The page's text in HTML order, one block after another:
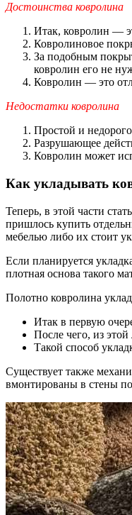
Достоинства ковролина
Итак, ковролин —
Ковролиновое
За подобным
ковролин его не
Ковролин — это
Недостатки ковролина
Простой и
Разрушающее
Ковролин может
Как укладывать
Теперь, в этой части
пришлось купить
мебелью либо их стоит
Если планируется
плотная основа такого
Полотно ковролина
Итак в первую
После чего, из
Такой способ
Существует также
вмонтированы в стены